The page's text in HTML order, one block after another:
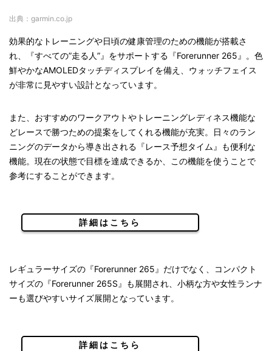
出典：garmin.co.jp
効果的なトレーニングや日頃の健康管理のための機能が搭載さ
れ、『すべての”走る人”』をサポートする『Forerunner 265』。色
鮮やかなAMOLEDタッチディスプレイを備え、ウォッチフェイス
が非常に見やすい設計となっています。
また、おすすめのワークアウトやトレーニングレディネス機能な
どレースで勝つための提案をしてくれる機能が充実。日々のラン
ニングのデータから導き出される『レース予想タイム』も便利な
機能。現在の状態で目標を達成できるか、この機能を使うことで
参考にすることができます。
詳細はこちら
レギュラーサイズの『Forerunner 265』だけでなく、コンパクト
サイズの『Forerunner 265S』も展開され、小柄な方や女性ランナ
ーも選びやすいサイズ展開となっています。
詳細はこちら